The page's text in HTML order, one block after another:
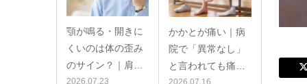
顎が鳴る・開きに
くいのは体の歪み
のサイン？｜肩…
2026.07.23
かかとが痛い｜病
院で「異常なし」
と言われても痛…
2026.07.16